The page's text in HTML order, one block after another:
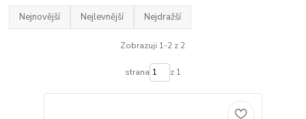
Nejnovější Nejlevnější Nejdražší
Zobrazuji 1-2 z 2
strana z 1